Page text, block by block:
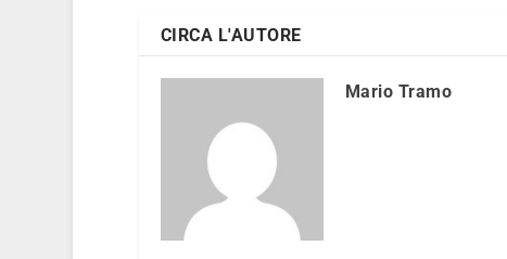
CIRCA L'AUTORE
Mario Tramo